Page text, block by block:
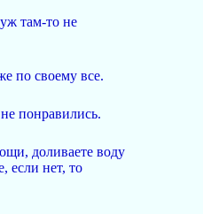
там-то не
по своему все.
понравились.
доливаете воду
если нет, то